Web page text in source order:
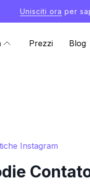
Unisciti ora per
Prezzi Blog
Instagram